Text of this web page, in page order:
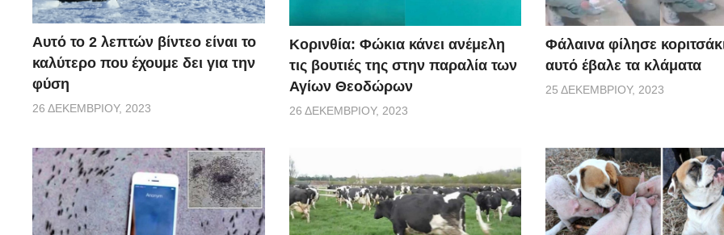
Αυτό το 2 λεπτών βίντεο είναι το
καλύτερο που έχουμε δει για την
φύση
26 ΔΕΚΕΜΒΡΊΟΥ, 2023
Κορινθία: Φώκια κάνει ανέμελη
τις βουτιές της στην παραλία των
Αγίων Θεοδώρων
26 ΔΕΚΕΜΒΡΊΟΥ, 2023
Φάλαινα φίλησε
αυτό έβαλε τα κλάματα
25 ΔΕΚΕΜΒΡΊΟΥ, 2023